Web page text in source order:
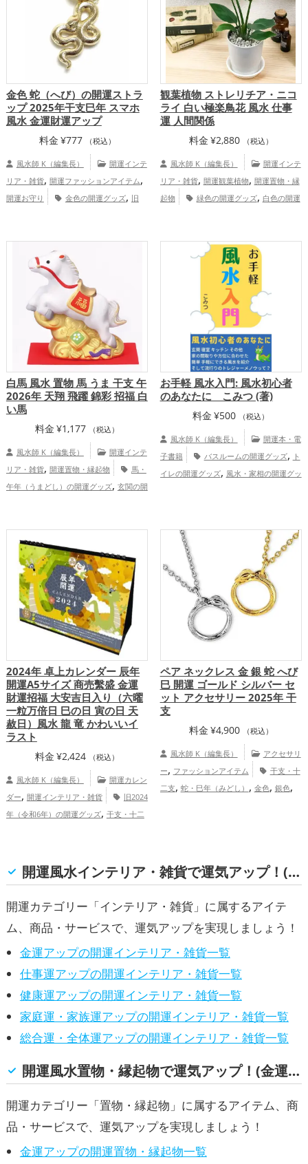
金色 蛇（へび）の開運ストラ
ップ 2025年干支巳年 スマホ
風水 金運財運アップ
料金 ¥777 （税込）
風水師 K（編集長）
開運インテ
リア・雑貨, 開運ファッションアイテム,
開運お守り 金色の開運グッズ, 旧
の開運グッズ,スマホの開運グッズ
金運アップ,仕事運アップ
家庭運・家族運アップ
運アップ
観葉植物 ストレリチア・ニコ
ライ 白い極楽鳥花 風水 仕事
運 人間関係
料金 ¥2,880 （税込）
風水師 K（編集長）
開運インテ
リア・雑貨, 開運観葉植物, 開運置物・縁
起物
緑色の開運グッズ, 白色の開運
白馬 風水 置物 馬 うま 干支 午
2026年 天翔 飛躍 錦彩 招福 白
い馬
料金 ¥1,177 （税込）
風水師 K（編集長）
開運インテ
リア・雑貨, 開運置物・縁起物
馬・
午年（うまどし）の開運グッズ, 玄関の開
開運グッズ
二支の開運グッズ
金運アップ,仕事
運アップ,健康運アップ,家庭運・家族運
アップ,総合運・全体運アップ
お手軽 風水入門: 風水初心者
のあなたに こみつ (著)
料金 ¥500 （税込）
風水師 K（編集長）
開運本・電
子書籍
バスルームの開運グッズ, ト
イレの開運グッズ, 風水・家相の開運グッ
総合運・全体運アップ
2024年 卓上カレンダー 辰年
開運A5サイズ 商売繫盛 金運
財運招福 大安吉日入り（六曜
一粒万倍日 巳の日 寅の日 天
赦日）風水 龍 竜 かわいいイ
ラスト
料金 ¥2,424 （税込）
風水師 K（編集長）
開運カレン
ダー, 開運インテリア・雑貨
旧2024
年（令和6年）の開運グッズ, 干支・十二
ペア ネックレス 金 銀 蛇 へび
巳 開運 ゴールド シルバー セ
ット アクセサリー 2025年 干
支
料金 ¥4,900 （税込）
風水師 K（編集長）
アクセサリ
ー, ファッションアイテム
干支・十
二支, 蛇・巳年（みどし） , 金色, 銀色,
開運風水インテリア・雑貨で運気アップ！(金運, 仕事運, 健康運, 家庭運・家族運, 総合運・全体運)
開運カテゴリー「インテリア・雑貨」に属するアイテ
ム、商品・サービスで、運気アップを実現しましょう！
金運アップの開運インテリア・雑貨一覧
仕事運アップの開運インテリア・雑貨一覧
健康運アップの開運インテリア・雑貨一覧
家庭運・家族運アップの開運インテリア・雑貨一覧
総合運・全体運アップの開運インテリア・雑貨一覧
開運風水置物・縁起物で運気アップ！(金運, 仕事運, 健康運, 家庭運・家族運, 総合運・全体運)
開運カテゴリー「置物・縁起物」に属するアイテム、商
品・サービスで、運気アップを実現しましょう！
金運アップの開運置物・縁起物一覧